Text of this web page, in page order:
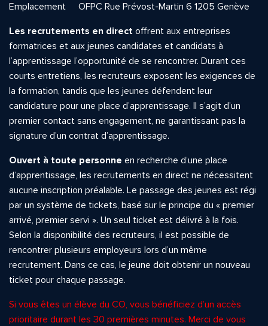
Emplacement
OFPC Rue Prévost-Martin 6 1205 Genève
Les recrutements en direct offrent aux entreprises
formatrices et aux jeunes candidates et candidats à
l’apprentissage l’opportunité de se rencontrer. Durant ces
courts entretiens, les recruteurs exposent les exigences de
la formation, tandis que les jeunes défendent leur
candidature pour une place d’apprentissage. Il s’agit d’un
premier contact sans engagement, ne garantissant pas la
signature d’un contrat d’apprentissage.
Ouvert à toute personne en recherche d’une place
d’apprentissage, les recrutements en direct ne nécessitent
aucune inscription préalable. Le passage des jeunes est régi
par un système de tickets, basé sur le principe du « premier
arrivé, premier servi ». Un seul ticket est délivré à la fois.
Selon la disponibilité des recruteurs, il est possible de
rencontrer plusieurs employeurs lors d’un même
recrutement. Dans ce cas, le jeune doit obtenir un nouveau
ticket pour chaque passage.
Si vous êtes un élève du CO, vous bénéficiez d’un accès
prioritaire durant les 30 premières minutes. Merci de vous